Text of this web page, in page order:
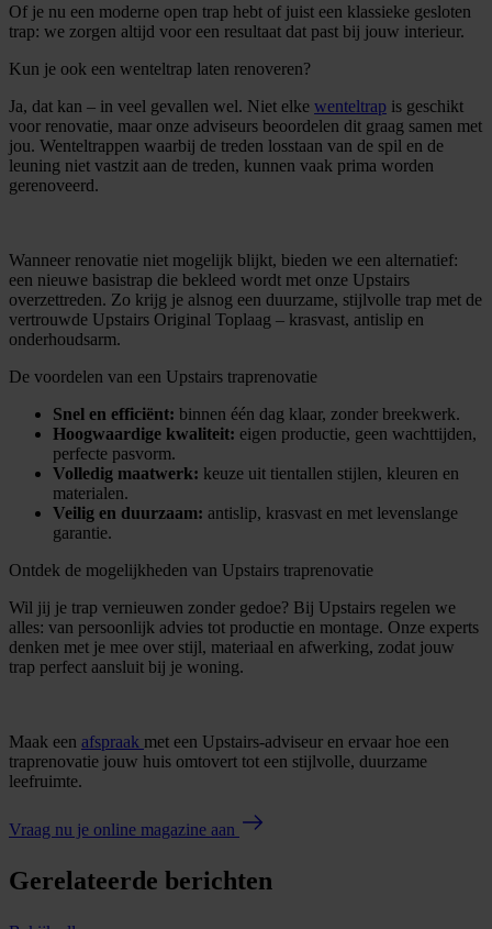
Of je nu een moderne open trap hebt of juist een klassieke gesloten
trap: we zorgen altijd voor een resultaat dat past bij jouw interieur.
Kun je ook een wenteltrap laten renoveren?
Ja, dat kan – in veel gevallen wel. Niet elke wenteltrap is geschikt
voor renovatie, maar onze adviseurs beoordelen dit graag samen met
jou. Wenteltrappen waarbij de treden losstaan van de spil en de
leuning niet vastzit aan de treden, kunnen vaak prima worden
gerenoveerd.
Wanneer renovatie niet mogelijk blijkt, bieden we een alternatief:
een nieuwe basistrap die bekleed wordt met onze Upstairs
overzettreden. Zo krijg je alsnog een duurzame, stijlvolle trap met de
vertrouwde Upstairs Original Toplaag – krasvast, antislip en
onderhoudsarm.
De voordelen van een Upstairs traprenovatie
Snel en efficiënt: binnen één dag klaar, zonder breekwerk.
Hoogwaardige kwaliteit: eigen productie, geen wachttijden,
perfecte pasvorm.
Volledig maatwerk: keuze uit tientallen stijlen, kleuren en
materialen.
Veilig en duurzaam: antislip, krasvast en met levenslange
garantie.
Ontdek de mogelijkheden van Upstairs traprenovatie
Wil jij je trap vernieuwen zonder gedoe? Bij Upstairs regelen we
alles: van persoonlijk advies tot productie en montage. Onze experts
denken met je mee over stijl, materiaal en afwerking, zodat jouw
trap perfect aansluit bij je woning.
Maak een afspraak met een Upstairs-adviseur en ervaar hoe een
traprenovatie jouw huis omtovert tot een stijlvolle, duurzame
leefruimte.
Vraag nu je online magazine aan
Gerelateerde berichten